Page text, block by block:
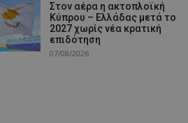
Στον αέρα η ακτοπλοϊκή
Κύπρου – Ελλάδας μετά το
2027 χωρίς νέα κρατική
επιδότηση
07/08/2026